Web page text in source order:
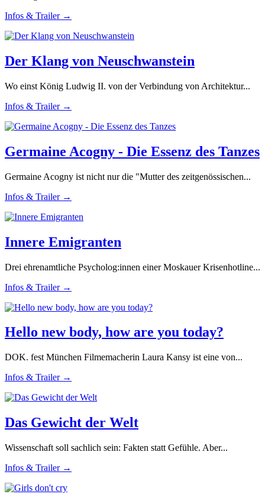
Infos & Trailer →
Der Klang von Neuschwanstein
Wo einst König Ludwig II. von der Verbindung von Architektur...
Infos & Trailer →
Germaine Acogny - Die Essenz des Tanzes
Germaine Acogny ist nicht nur die "Mutter des zeitgenössischen...
Infos & Trailer →
Innere Emigranten
Drei ehrenamtliche Psycholog:innen einer Moskauer Krisenhotline...
Infos & Trailer →
Hello new body, how are you today?
DOK. fest München Filmemacherin Laura Kansy ist eine von...
Infos & Trailer →
Das Gewicht der Welt
Wissenschaft soll sachlich sein: Fakten statt Gefühle. Aber...
Infos & Trailer →